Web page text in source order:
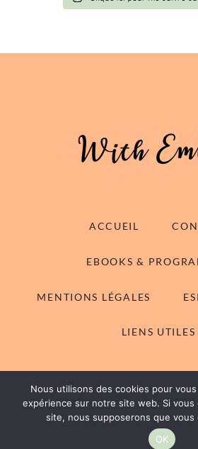
ACCUEIL
EBOOKS &
MENTIONS LÉGALES
LIENS UTILES
© 2014-2026 With Emilie - Tous
Rachel WordPress Themeby My
Nous utilisons des cookies pour
expérience sur notre site web. Si vous
site, nous supposerons que
OK